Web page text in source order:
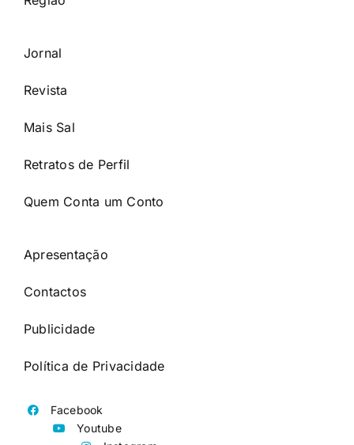
Jornal
Revista
Mais Sal
Retratos de Perfil
Quem Conta um Conto
Apresentação
Contactos
Publicidade
Política de Privacidade
Facebook
Youtube